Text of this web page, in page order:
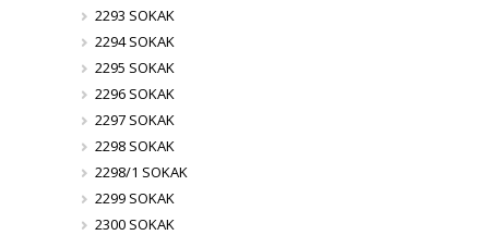
2293 SOKAK
2294 SOKAK
2295 SOKAK
2296 SOKAK
2297 SOKAK
2298 SOKAK
2298/1 SOKAK
2299 SOKAK
2300 SOKAK